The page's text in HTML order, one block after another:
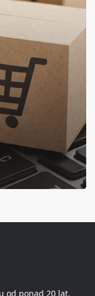
od ponad 20 lat.